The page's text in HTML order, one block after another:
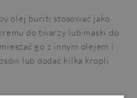
olej buriti stosować jako
do twarzy lub maski do
go z innym olejem i
lub dodać kilka kropli